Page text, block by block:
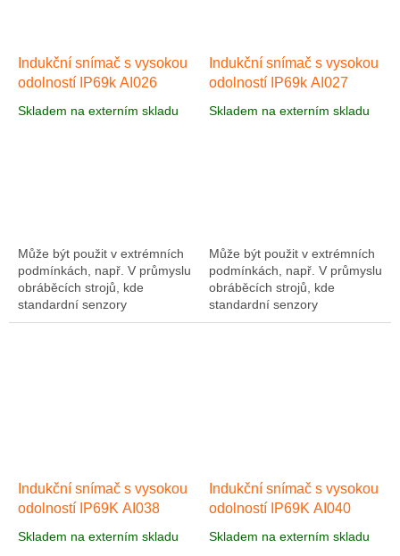
Indukční snímač s vysokou
odolností IP69k AI026
Skladem na externím skladu
Může být použit v extrémních
podmínkách, např. V průmyslu
obráběcích strojů, kde
standardní senzory
selhávají. Indukční senzorové
Indukční snímač s vysokou
odolností IP69k AI027
Skladem na externím skladu
Může být použit v extrémních
podmínkách, např. V průmyslu
obráběcích strojů, kde
standardní senzory
selhávají. Indukční snímač
Indukční snímač s vysokou
odolností IP69K AI038
Skladem na externím skladu
Indukční snímač s vysokou
odolností IP69K AI040
Skladem na externím skladu